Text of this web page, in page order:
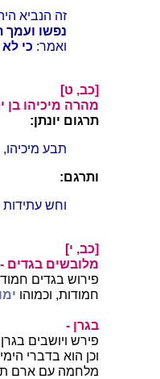
זה הנביא
נפשו ועמך
ואמר: כי
[כב, ט]
מהרה מיכיהו בן
תרגום יונתן:
תבע מיכיהו,
ותרגם:
וחש עתידות
[כב, י]
מלובשים בגדים -
פירוש בגדים
חמודות, וכמוהו
בגרן -
פירש ויושבים
וכן הוא בדברי
מלחמה עם ארם